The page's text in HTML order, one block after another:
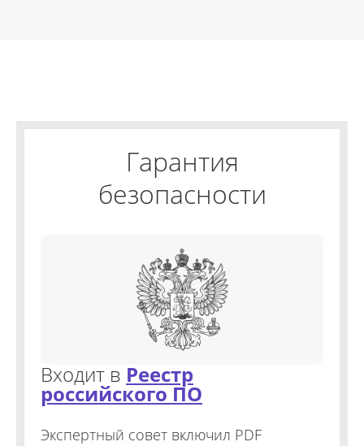
Гарантия
безопасности
Входит в Реестр
российского ПО
Экспертный совет включил PDF